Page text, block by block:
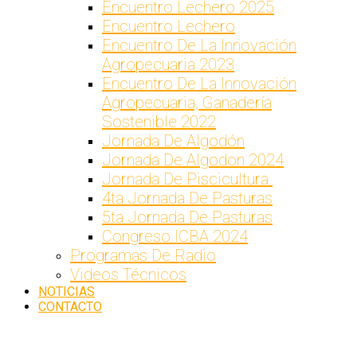
Encuentro Lechero 2025
Encuentro Lechero
Encuentro De La Innovación
Agropecuaria 2023
Encuentro De La Innovación
Agropecuaria, Ganadería
Sostenible 2022
Jornada De Algodón
Jornada De Algodon 2024
Jornada De Piscicultura
4ta Jornada De Pasturas
5ta Jornada De Pasturas
Congreso ICBA 2024
Programas De Radio
Videos Técnicos
NOTICIAS
CONTACTO